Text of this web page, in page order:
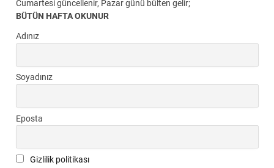
Cumartesi güncellenir, Pazar günü bülten gelir;
BÜTÜN HAFTA OKUNUR
Adınız
Soyadınız
Eposta
Gizlilik politikası